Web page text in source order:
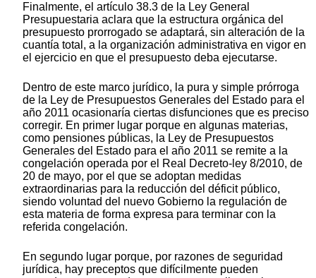
Finalmente, el artículo 38.3 de la Ley General
Presupuestaria aclara que la estructura orgánica del
presupuesto prorrogado se adaptará, sin alteración de la
cuantía total, a la organización administrativa en vigor en
el ejercicio en que el presupuesto deba ejecutarse.
Dentro de este marco jurídico, la pura y simple prórroga
de la Ley de Presupuestos Generales del Estado para el
año 2011 ocasionaría ciertas disfunciones que es preciso
corregir. En primer lugar porque en algunas materias,
como pensiones públicas, la Ley de Presupuestos
Generales del Estado para el año 2011 se remite a la
congelación operada por el Real Decreto-ley 8/2010, de
20 de mayo, por el que se adoptan medidas
extraordinarias para la reducción del déficit público,
siendo voluntad del nuevo Gobierno la regulación de
esta materia de forma expresa para terminar con la
referida congelación.
En segundo lugar porque, por razones de seguridad
jurídica, hay preceptos que difícilmente pueden